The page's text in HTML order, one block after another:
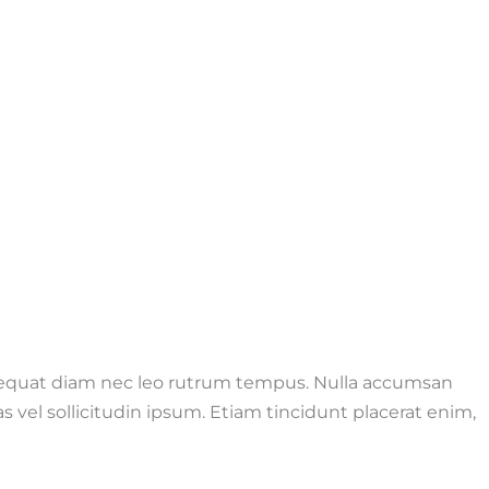
diam nec leo rutrum tempus. Nulla accumsan
vel sollicitudin ipsum. Etiam tincidunt placerat enim,